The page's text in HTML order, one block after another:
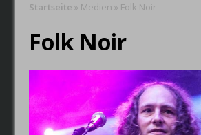
CRYSTAL BALL
die Band im
wiederspiegeln.
FAIRYTALE –
Startseite » Medien » Folk Noir
Folk Noir